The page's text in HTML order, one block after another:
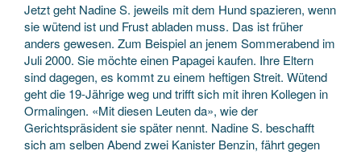
Jetzt geht Nadine S. jeweils mit dem Hundspazieren, wenn
sie wütend ist und Frust abladen muss. Das ist früher
anders gewesen. Zum Beispiel an jenem Sommerabend im
Juli 2000. Sie möchte einen Papagei kaufen. Ihre Eltern
sind dagegen, es kommt zu einem heftigen Streit. Wütend
geht die 19-Jährige weg und trifft sich mit ihren Kollegen in
Ormalingen. «Mit diesen Leuten da», wie der
Gerichtspräsident sie später nennt. Nadine S. beschafft
sich am selben Abend zwei Kanister Benzin, fährt gegen